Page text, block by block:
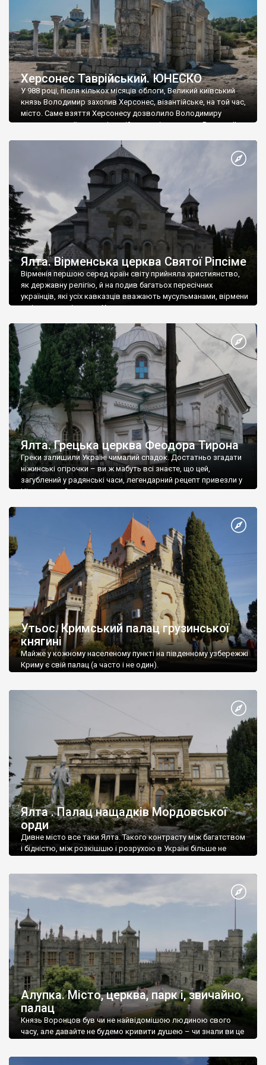
Херсонес Таврійський. ЮНЕСКО
У 988 році, після кількох місяців облоги, Великий київський
князь Володимир захопив Херсонес, візантійське, на той час,
місто. Саме взяття Херсонесу дозволило Володимиру
диктувати свої умови візантійському імператору Василю ІІ, та
Херсонесі Володимир-язичник, став Василем-християнином.
А потім було Хрещення Русі. На честь Херсонесу Таврійського
Ялта. Вірменська церква Святої Ріпсіме
Вірменія першою серед країн світу прийняла християнство,
як державну релігію, й на подив багатьох пересічних
українців, які усіх кавказців вважають мусульманами, вірмени
є відданими вірянами Христа
Ялта. Грецька церква Феодора Тирона
Греки залишили Україні чималий спадок. Достатньо згадати
ніжинські огірочки – ви ж мабуть всі знаєте, що цей,
загублений у радянські часи, легендарний рецепт привезли у
Ніжин греки?
Утьос. Кримський палац грузинської
княгині
Майже у кожному населеному пункті на південному узбережжі
Криму є свій палац (а часто і не один).
Ялта . Палац нащадків Мордовської
орди
Дивне місто все таки Ялта. Такого контрасту між багатством
і бідністю, між розкішшю і розрухою в Україні більше не
Алупка. Місто, церква, парк і, звичайно,
палац
Князь Воронцов був чи не найвідомішою людиною свого
часу, але давайте не будемо кривити душею – чи знали ви це